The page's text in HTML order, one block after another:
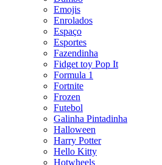
Emojis
Enrolados
Espaço
Esportes
Fazendinha
Fidget toy Pop It
Formula 1
Fortnite
Frozen
Futebol
Galinha Pintadinha
Halloween
Harry Potter
Hello Kitty
Hotwheels